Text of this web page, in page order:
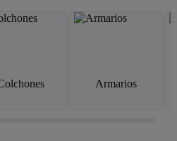
Armarios